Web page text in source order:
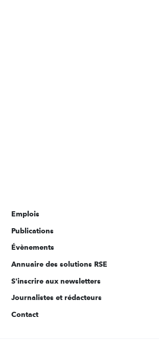
Emplois
Publications
Évènements
Annuaire des solutions RSE
S'inscrire aux newsletters
Journalistes et rédacteurs
Contact